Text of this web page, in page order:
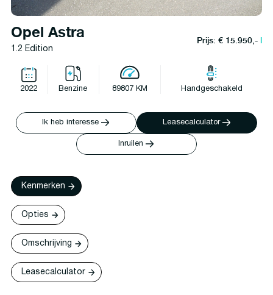
Opel Astra
1.2 Edition
Prijs: € 15.950,-l
2022 Benzine 89807 KM Handgeschakeld
Ik heb interesse Leasecalculator
Inruilen
Kenmerken
Opties
Omschrijving
Leasecalculator